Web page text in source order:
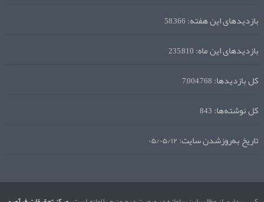
بازدیدهای این هفته:58,366
بازدیدهای این ماه:235,810
کل بازدیدها:7,004,768
کل نوشته‌ها:843
تاریخ به‌روزشدن سایت:۰۵/۰۵/۱۲